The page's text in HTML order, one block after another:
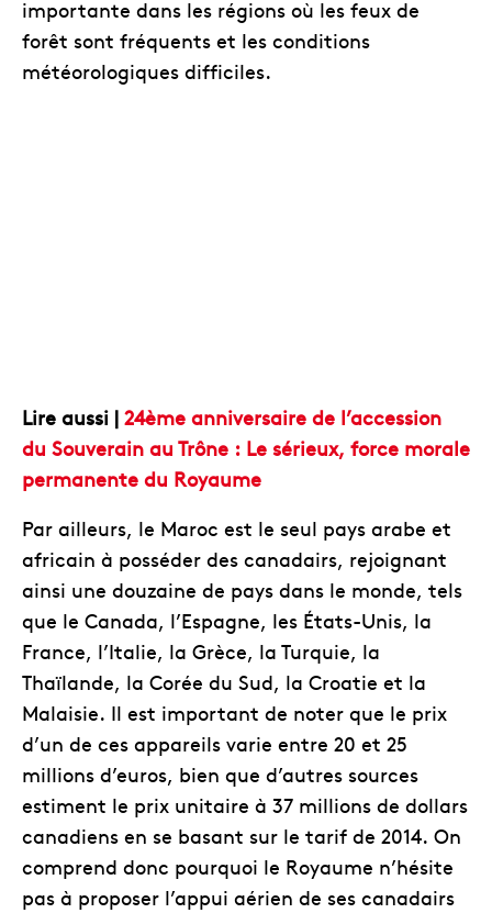
importante dans les régions où les feux de
forêt sont fréquents et les conditions
météorologiques difficiles.
Lire aussi | 24ème anniversaire de l’accession
du Souverain au Trône : Le sérieux, force morale
permanente du Royaume
Par ailleurs, le Maroc est le seul pays arabe et
africain à posséder des canadairs, rejoignant
ainsi une douzaine de pays dans le monde, tels
que le Canada, l’Espagne, les États-Unis, la
France, l’Italie, la Grèce, la Turquie, la
Thaïlande, la Corée du Sud, la Croatie et la
Malaisie. Il est important de noter que le prix
d’un de ces appareils varie entre 20 et 25
millions d’euros, bien que d’autres sources
estiment le prix unitaire à 37 millions de dollars
canadiens en se basant sur le tarif de 2014. On
comprend donc pourquoi le Royaume n’hésite
pas à proposer l’appui aérien de ses canadairs